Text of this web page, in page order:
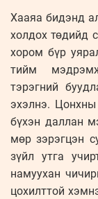
Хааяа бидэнд
холдох төдийд
хором бүр
тийм
тэрэгний
эхэлнэ.
бүхэн даллан
мөр зэрэгцэн
зүйл утга
намуухан
цохилттой